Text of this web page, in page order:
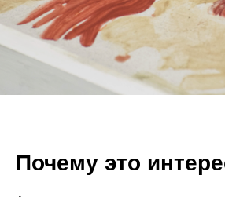
Почему это